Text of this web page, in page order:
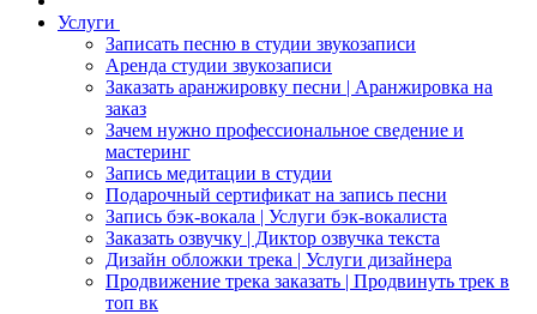
Услуги
Записать песню в студии звукозаписи
Аренда студии звукозаписи
Заказать аранжировку песни | Аранжировка на
заказ
Зачем нужно профессиональное сведение и
мастеринг
Запись медитации в студии
Подарочный сертификат на запись песни
Запись бэк-вокала | Услуги бэк-вокалиста
Заказать озвучку | Диктор озвучка текста
Дизайн обложки трека | Услуги дизайнера
Продвижение трека заказать | Продвинуть трек в
топ вк